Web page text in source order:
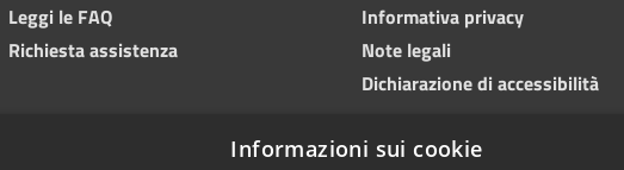
Leggi le FAQ
Richiesta assistenza
Informativa privacy
Note legali
Dichiarazione di accessibilità
Informazioni sui cookie